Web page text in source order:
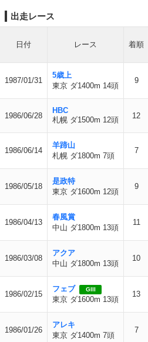
出走レース
日付 レース 着順
1987/01/31
5歳上
東京 ダ1400m 14頭
9
1986/06/28
HBC
札幌 ダ1500m 12頭
12
1986/06/14
羊蹄山
札幌 ダ1800m 7頭
7
1986/05/18
是政特
東京 ダ1600m 12頭
9
1986/04/13
春風賞
中山 ダ1800m 13頭
11
1986/03/08
アクア
中山 ダ1800m 13頭
10
1986/02/15
フェブ GIII
東京 ダ1600m 13頭
13
1986/01/26
アレキ
東京 ダ1400m 7頭
7